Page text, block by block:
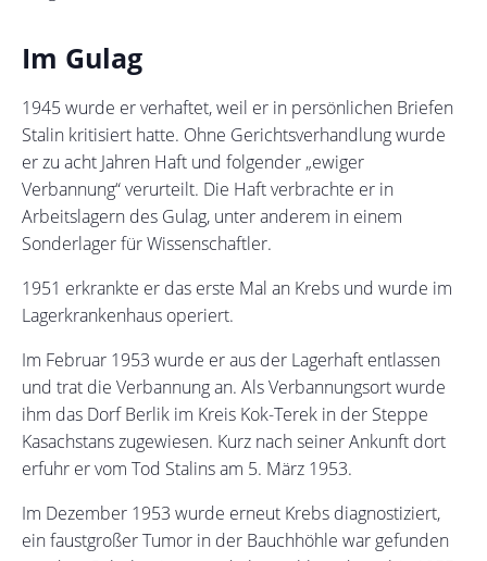
Im Gulag
1945 wurde er verhaftet, weil er in persönlichen Briefen
Stalin kritisiert hatte. Ohne Gerichtsverhandlung wurde
er zu acht Jahren Haft und folgender „ewiger
Verbannung“ verurteilt. Die Haft verbrachte er in
Arbeitslagern des Gulag, unter anderem in einem
Sonderlager für Wissenschaftler.
1951 erkrankte er das erste Mal an Krebs und wurde im
Lagerkrankenhaus operiert.
Im Februar 1953 wurde er aus der Lagerhaft entlassen
und trat die Verbannung an. Als Verbannungsort wurde
ihm das Dorf Berlik im Kreis Kok-Terek in der Steppe
Kasachstans zugewiesen. Kurz nach seiner Ankunft dort
erfuhr er vom Tod Stalins am 5. März 1953.
Im Dezember 1953 wurde erneut Krebs diagnostiziert,
ein faustgroßer Tumor in der Bauchhöhle war gefunden